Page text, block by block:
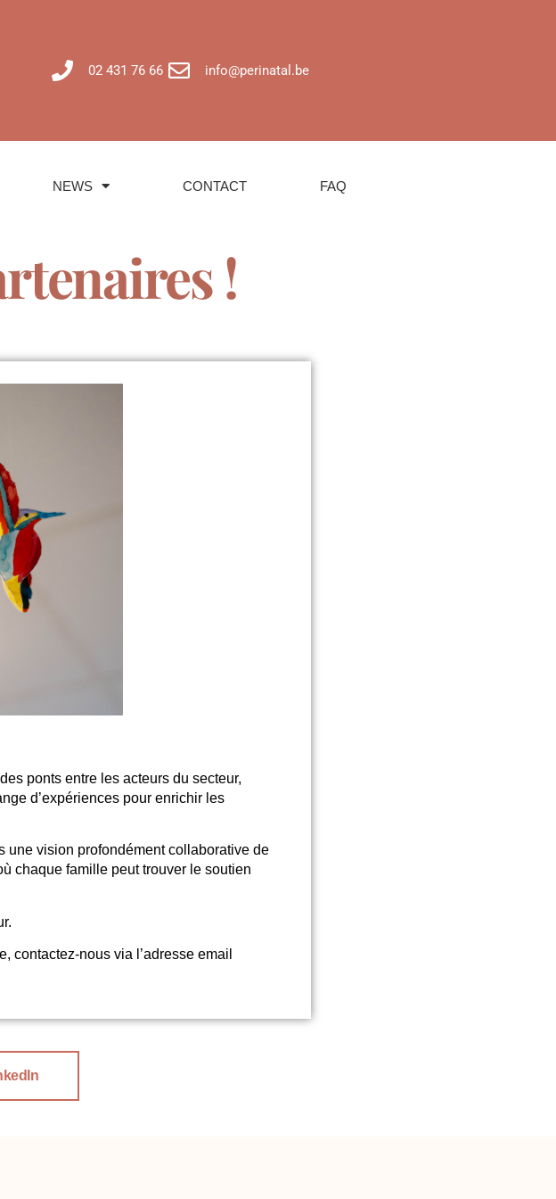
02 431 76 66 info@perinatal.be
NEWS CONTACT FAQ
!
ponts entre les acteurs du secteur,
d’expériences pour enrichir les
une vision profondément collaborative de
chaque famille peut trouver le soutien
contactez-nous via l’adresse email